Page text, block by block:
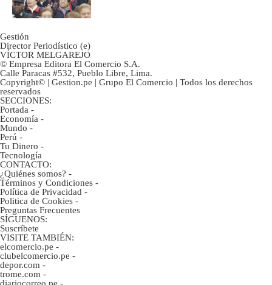
Gestión
Director Periodístico (e)
VÍCTOR MELGAREJO
© Empresa Editora El Comercio S.A.
Calle Paracas #532, Pueblo Libre, Lima.
Copyright© | Gestion.pe | Grupo El Comercio | Todos los derechos
reservados
SECCIONES:
Portada -
Economía -
Mundo -
Perú -
Tu Dinero -
Tecnología
CONTACTO:
¿Quiénes somos? -
Términos y Condiciones -
Política de Privacidad -
Politica de Cookies -
Preguntas Frecuentes
SÍGUENOS:
Suscríbete
VISITE TAMBIÉN:
elcomercio.pe -
clubelcomercio.pe -
depor.com -
trome.com -